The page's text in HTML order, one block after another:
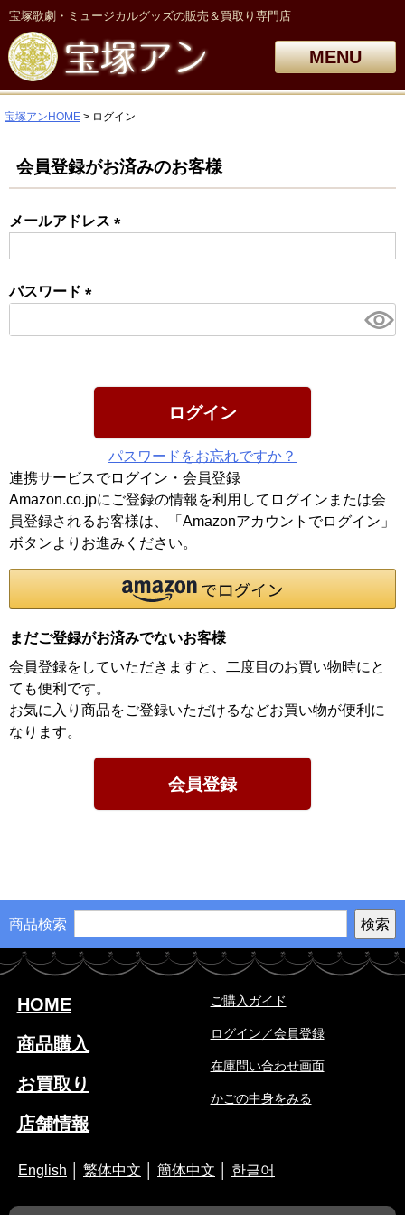
宝塚歌劇・ミュージカルグッズの販売＆買取り専門店
MENU
宝塚アンHOME ログイン
会員登録がお済みのお客様
メールアドレス
パスワード
須)
ログイン
パスワードをお忘れですか？
連携サービスでログイン・会員登録
Amazon.co.jpにご登録の情報を利用してログインまたは会
員登録されるお客様は、「Amazonアカウントでログイン」
ボタンよりお進みください。
まだご登録がお済みでないお客様
会員登録をしていただきますと、二度目のお買い物時にと
ても便利です。
お気に入り商品をご登録いただけるなどお買い物が便利に
なります。
会員登録
商品検索
HOME
商品購入
お買取り
店舗情報
ご購入ガイド
ログイン／会員登録
在庫問い合わせ画面
かごの中身をみる
English 繁体中文 簡体中文 한글어